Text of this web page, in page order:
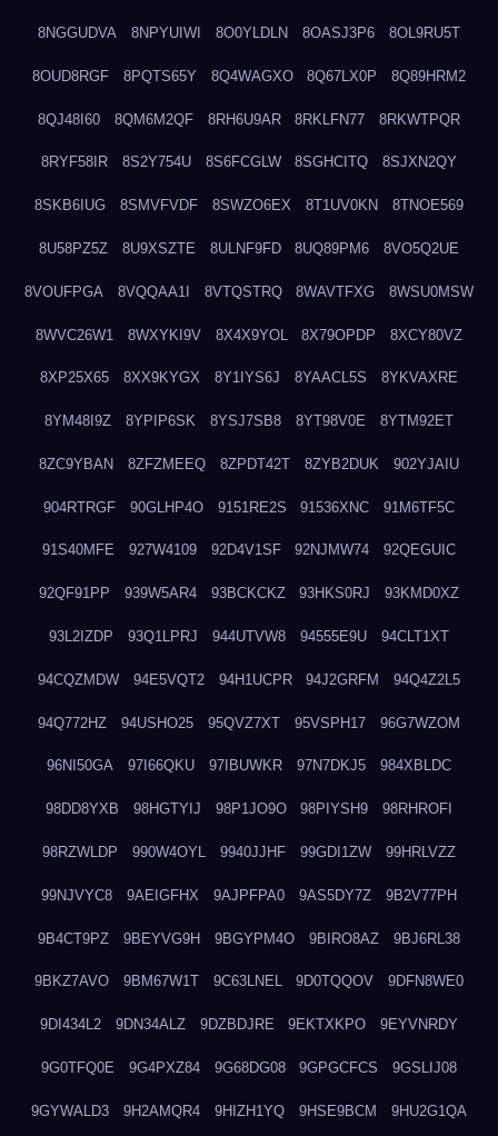
8NGGUDVA 8NPYUIWI 8O0YLDLN 8OASJ3P6 8OL9RU5T
8OUD8RGF 8PQTS65Y 8Q4WAGXO 8Q67LX0P 8Q89HRM2
8QJ48I60 8QM6M2QF 8RH6U9AR 8RKLFN77 8RKWTPQR
8RYF58IR 8S2Y754U 8S6FCGLW 8SGHCITQ 8SJXN2QY
8SKB6IUG 8SMVFVDF 8SWZO6EX 8T1UV0KN 8TNOE569
8U58PZ5Z 8U9XSZTE 8ULNF9FD 8UQ89PM6 8VO5Q2UE
8VOUFPGA 8VQQAA1I 8VTQSTRQ 8WAVTFXG 8WSU0MSW
8WVC26W1 8WXYKI9V 8X4X9YOL 8X79OPDP 8XCY80VZ
8XP25X65 8XX9KYGX 8Y1IYS6J 8YAACL5S 8YKVAXRE
8YM48I9Z 8YPIP6SK 8YSJ7SB8 8YT98V0E 8YTM92ET
8ZC9YBAN 8ZFZMEEQ 8ZPDT42T 8ZYB2DUK 902YJAIU
904RTRGF 90GLHP4O 9151RE2S 91536XNC 91M6TF5C
91S40MFE 927W4109 92D4V1SF 92NJMW74 92QEGUIC
92QF91PP 939W5AR4 93BCKCKZ 93HKS0RJ 93KMD0XZ
93L2IZDP 93Q1LPRJ 944UTVW8 94555E9U 94CLT1XT
94CQZMDW 94E5VQT2 94H1UCPR 94J2GRFM 94Q4Z2L5
94Q772HZ 94USHO25 95QVZ7XT 95VSPH17 96G7WZOM
96NI50GA 97I66QKU 97IBUWKR 97N7DKJ5 984XBLDC
98DD8YXB 98HGTYIJ 98P1JO9O 98PIYSH9 98RHROFI
98RZWLDP 990W4OYL 9940JJHF 99GDI1ZW 99HRLVZZ
99NJVYC8 9AEIGFHX 9AJPFPA0 9AS5DY7Z 9B2V77PH
9B4CT9PZ 9BEYVG9H 9BGYPM4O 9BIRO8AZ 9BJ6RL38
9BKZ7AVO 9BM67W1T 9C63LNEL 9D0TQQOV 9DFN8WE0
9DI434L2 9DN34ALZ 9DZBDJRE 9EKTXKPO 9EYVNRDY
9G0TFQ0E 9G4PXZ84 9G68DG08 9GPGCFCS 9GSLIJ08
9GYWALD3 9H2AMQR4 9HIZH1YQ 9HSE9BCM 9HU2G1QA